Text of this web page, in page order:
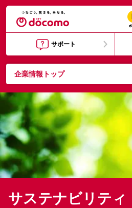
サポート
企業情報トップ
サステナビリティ